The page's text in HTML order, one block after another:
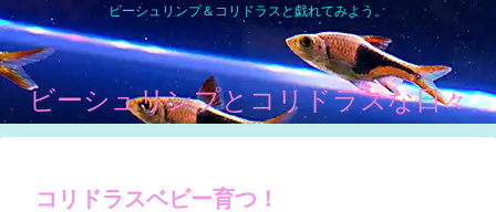
ビーシュリンプ＆コリドラスと戯れてみよう。
ビーシュリンプとコリドラスな日々
コリドラスベビー育つ！